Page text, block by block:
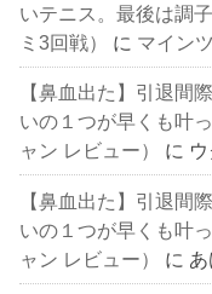
いテニス。最後は調
ミ3回戦）
に マイン
【鼻血出た】引退間
いの１つが早くも叶
ャン レビュー）
に
【鼻血出た】引退間
いの１つが早くも叶
ャン レビュー）
に